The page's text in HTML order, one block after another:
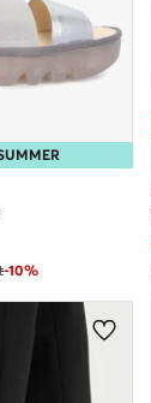
-10%